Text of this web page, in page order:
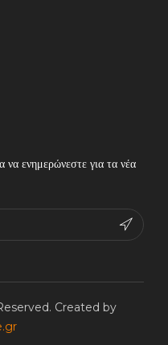
ενημερώνεστε για τα νέα
Created by